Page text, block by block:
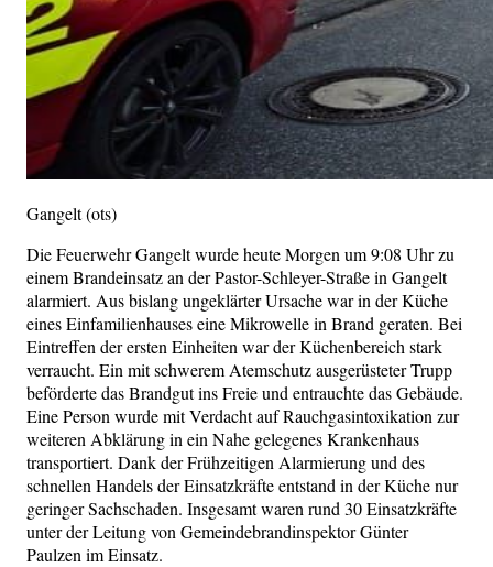
Gangelt (ots)
Die Feuerwehr Gangelt wurde heute Morgen um 9:08 Uhr zu
einem Brandeinsatz an der Pastor-Schleyer-Straße in Gangelt
alarmiert. Aus bislang ungeklärter Ursache war in der Küche
eines Einfamilienhauses eine Mikrowelle in Brand geraten. Bei
Eintreffen der ersten Einheiten war der Küchenbereich stark
verraucht. Ein mit schwerem Atemschutz ausgerüsteter Trupp
beförderte das Brandgut ins Freie und entrauchte das Gebäude.
Eine Person wurde mit Verdacht auf Rauchgasintoxikation zur
weiteren Abklärung in ein Nahe gelegenes Krankenhaus
transportiert. Dank der Frühzeitigen Alarmierung und des
schnellen Handels der Einsatzkräfte entstand in der Küche nur
geringer Sachschaden. Insgesamt waren rund 30 Einsatzkräfte
unter der Leitung von Gemeindebrandinspektor Günter
Paulzen im Einsatz.